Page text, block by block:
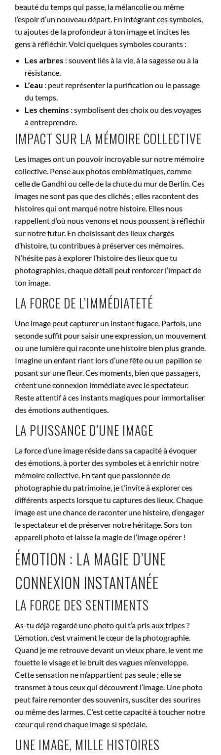
beauté du temps qui passe, la mélancolie ou même
l’espoir d’un nouveau départ. En intégrant ces symboles,
tu ajoutes de la profondeur à ton image et incites les
gens à réfléchir. Voici quelques symboles courants :
Les arbres : souvent liés à la vie, à la sagesse ou à la
résistance.
L’eau : peut représenter la purification ou le passage
du temps.
Les chemins : symbolisent des choix ou des voyages
à entreprendre.
IMPACT SUR LA MÉMOIRE COLLECTIVE
Les images ont un pouvoir incroyable sur notre mémoire
collective. Pense aux photos emblématiques, comme
celle de Gandhi ou celle de la chute du mur de Berlin. Ces
images ne sont pas que des clichés ; elles racontent des
histoires qui ont marqué notre histoire. Elles nous
rappellent d’où nous venons et nous poussent à réfléchir
sur notre futur. En choisissant des lieux chargés
d’histoire, tu contribues à préserver ces mémoires.
N’hésite pas à explorer l’histoire des lieux que tu
photographies, chaque détail peut renforcer l’impact de
ton image.
LA FORCE DE L’IMMÉDIATETÉ
Une image peut capturer un instant fugace. Parfois, une
seconde suffit pour saisir une expression, un mouvement
ou une lumière qui raconte une histoire bien plus grande.
Imagine un enfant riant lors d’une fête ou un papillon se
posant sur une fleur. Ces moments, bien que passagers,
créent une connexion immédiate avec le spectateur.
Reste attentif à ces instants magiques pour immortaliser
des émotions authentiques.
LA PUISSANCE D’UNE IMAGE
La force d’une image réside dans sa capacité à évoquer
des émotions, à porter des symboles et à enrichir notre
mémoire collective. En tant que passionnée de
photographie du patrimoine, je t’invite à explorer ces
différents aspects lorsque tu captures des lieux. Chaque
image est une chance de raconter une histoire, d’engager
le spectateur et de préserver notre héritage. Sors ton
appareil photo et laisse la magie de l’image opérer !
ÉMOTION : LA MAGIE D’UNE
CONNEXION INSTANTANÉE
LA FORCE DES SENTIMENTS
As-tu déjà regardé une photo qui t’a pris aux tripes ?
L’émotion, c’est vraiment le cœur de la photographie.
Quand je me retrouve devant un vieux phare, le vent me
fouette le visage et le bruit des vagues m’enveloppe.
Cette sensation ne m’appartient pas seule ; elle se
transmet à tous ceux qui découvrent l’image. Une photo
peut faire remonter des souvenirs, susciter des sourires
ou même des larmes. C’est cette capacité à toucher notre
cœur qui rend chaque image si spéciale.
UNE IMAGE, MILLE HISTOIRES